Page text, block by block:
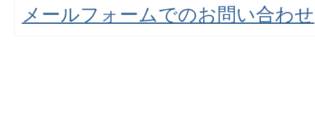
メールフォームでのお問い合わせ